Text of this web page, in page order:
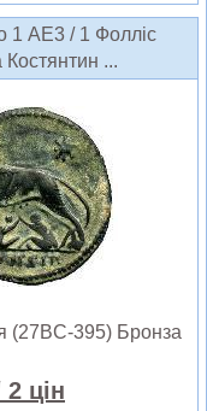
1 AE3 / 1 Фолліс
...
(27BC-395) Бронза
2 цін